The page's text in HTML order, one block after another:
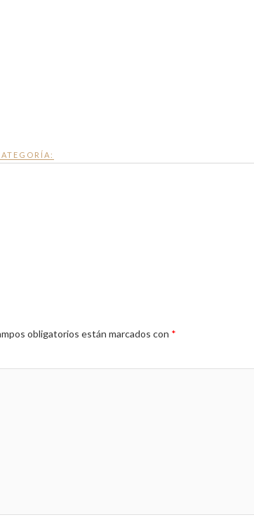
obligatorios están marcados con *